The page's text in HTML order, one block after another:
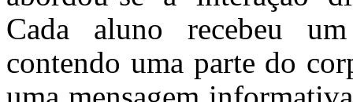
Cada aluno recebeu
contendo uma parte do